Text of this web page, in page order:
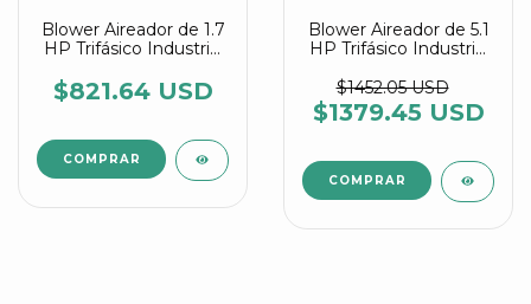
Blower Aireador de 1.7
HP Trifásico Industrial
0AW16-7
$821.64 USD
Blower Aireador de 5.1
HP Trifásico Industrial
0AW36-8
$1452.05 USD
$1379.45 USD